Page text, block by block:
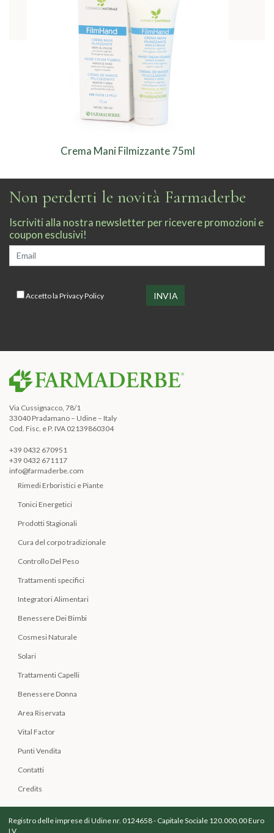
Crema Mani Filmizzante 75ml
Non perderti le novità Farmaderbe
Iscriviti alla nostra newsletter per ricevere promozioni e
coupon esclusivi!
Accetto la Privacy Policy
Via Cussignacco, 78/1
33040 Pradamano – Udine – Italy
Cod. Fisc. e P. IVA 02139860304
+39 0432 670951
+39 0432 671117
info@farmaderbe.com
Rimedi Erboristici e Piante
Tonici Energetici
Prodotti Stagionali
Cura del corpo tradizionale
Controllo Del Peso
Trattamenti specifici
Integratori Alimentari
Benessere Dei Bimbi
Cosmesi Naturale
Solari
Trattamenti Capelli
Benessere Donna
Area Riservata
Vital Factor
Punti Vendita
Contatti
Credits
Registro delle imprese di Udine nr. 0124658 - Capitale Sociale 120.000,00 Euro
I.V.